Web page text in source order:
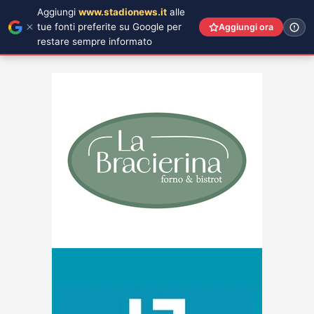
Aggiungi www.stadionews.it alle
tue fonti preferite su Google per
restare sempre informato
Aggiungi ora